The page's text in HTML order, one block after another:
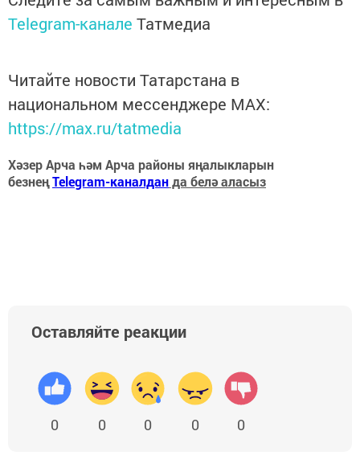
Telegram-канале Татмедиа
Читайте новости Татарстана в
национальном мессенджере MАХ:
https://max.ru/tatmedia
Хәзер Арча һәм Арча районы яңалыкларын
безнеңTelegram-каналданда белә аласыз
Оставляйте реакции
0 0 0 0 0